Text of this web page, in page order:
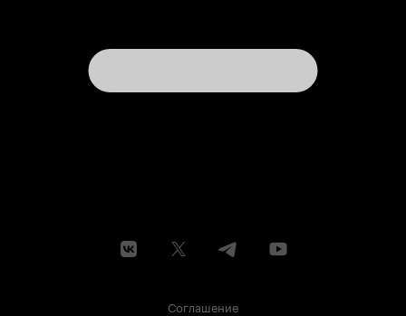
Соглашение